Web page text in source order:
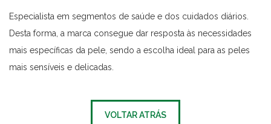
Especialista em segmentos de saúde e dos cuidados diários.
Desta forma, a marca consegue dar resposta às necessidades
mais específicas da pele, sendo a escolha ideal para as peles
mais sensíveis e delicadas.
VOLTAR ATRÁS